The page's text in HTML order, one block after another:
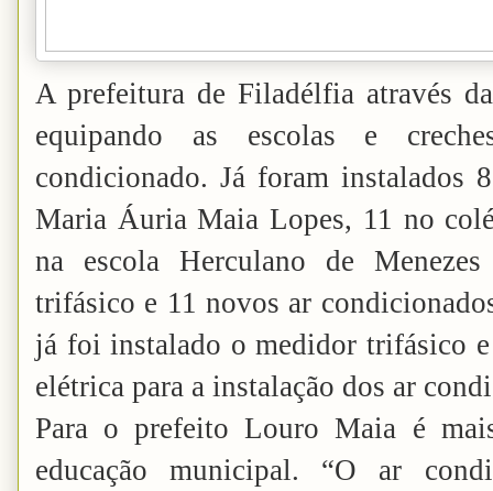
A prefeitura de Filadélfia através
equipando as escolas e
condicionado. Já foram instalados
Maria Áuria Maia Lopes, 11 no
na escola Herculano de
trifásico e 11 novos ar
já foi instalado o medidor trifásico
elétrica para a instalação dos ar
Para o prefeito Louro Maia é
educação municipal. “O ar